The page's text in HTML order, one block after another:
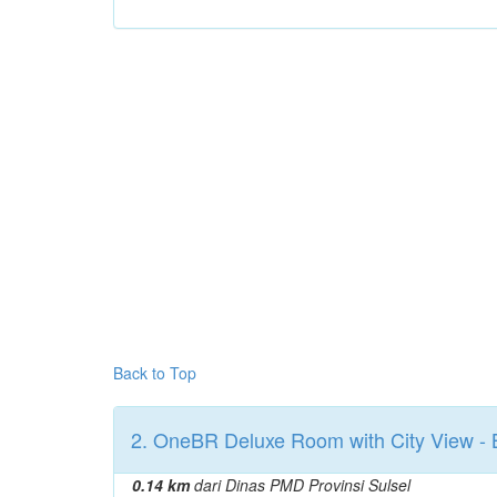
Back to Top
2. OneBR Deluxe Room with City View -
0.14 kmdari Dinas PMD Provinsi Sulsel